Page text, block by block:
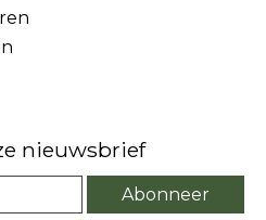
nieuwsbrief
Abonneer